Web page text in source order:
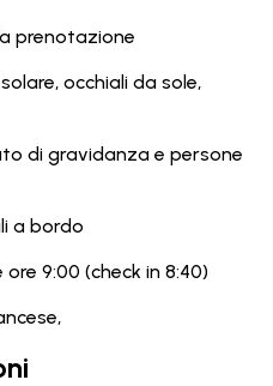
prenotazione
occhiali da sole,
di gravidanza e persone
a bordo
9:00 (check in 8:40)